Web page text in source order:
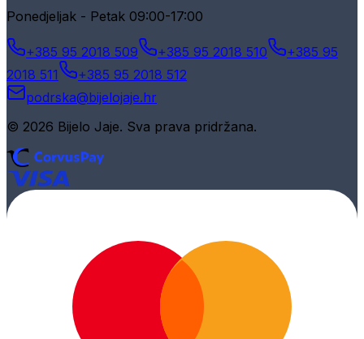
Ponedjeljak - Petak 09:00-17:00
+385 95 2018 509 +385 95 2018 510
+385 95
2018 511
+385 95 2018 512
podrska@bijelojaje.hr
© 2026 Bijelo Jaje. Sva prava pridržana.